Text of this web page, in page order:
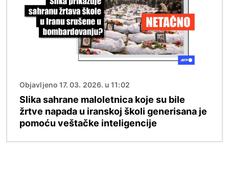
Objavljeno 17. 03. 2026. u 11:02
Slika sahrane maloletnica koje su bile
žrtve napada u iranskoj školi generisana je
pomoću veštačke inteligencije